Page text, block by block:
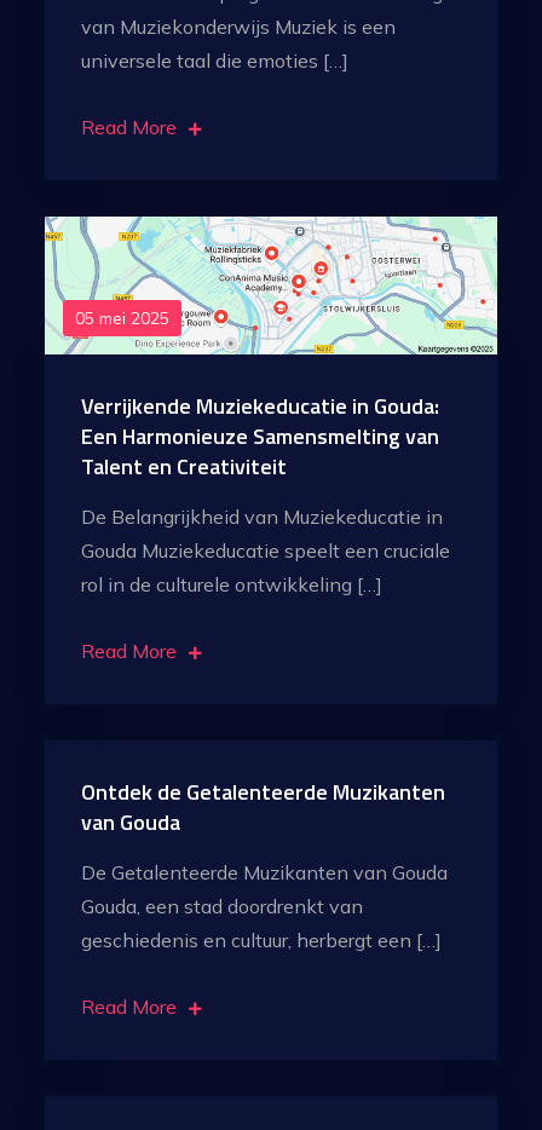
van Muziekonderwijs Muziek is een
universele taal die emoties […]
Read More
05 mei 2025
Verrijkende Muziekeducatie in Gouda:
Een Harmonieuze Samensmelting van
Talent en Creativiteit
De Belangrijkheid van Muziekeducatie in
Gouda Muziekeducatie speelt een cruciale
rol in de culturele ontwikkeling […]
Read More
Ontdek de Getalenteerde Muzikanten
van Gouda
De Getalenteerde Muzikanten van Gouda
Gouda, een stad doordrenkt van
geschiedenis en cultuur, herbergt een […]
Read More